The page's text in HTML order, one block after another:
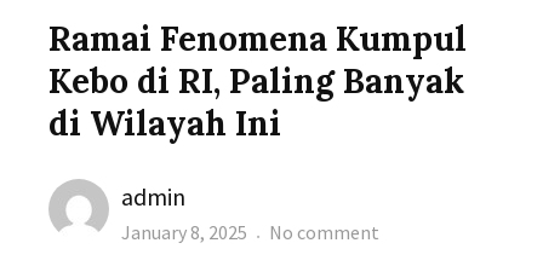
Ramai Fenomena Kumpul
Kebo di RI, Paling Banyak
di Wilayah Ini
Author
admin
Posted
January 8, 2025 No comment